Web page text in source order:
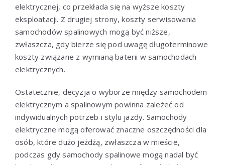
elektrycznej, co przekłada się na wyższe koszty
eksploatacji. Z drugiej strony, koszty serwisowania
samochodów spalinowych mogą być niższe,
zwłaszcza, gdy bierze się pod uwagę długoterminowe
koszty związane z wymianą baterii w samochodach
elektrycznych.
Ostatecznie, decyzja o wyborze między samochodem
elektrycznym a spalinowym powinna zależeć od
indywidualnych potrzeb i stylu jazdy. Samochody
elektryczne mogą oferować znaczne oszczędności dla
osób, które dużo jeżdżą, zwłaszcza w mieście,
podczas gdy samochody spalinowe mogą nadal być